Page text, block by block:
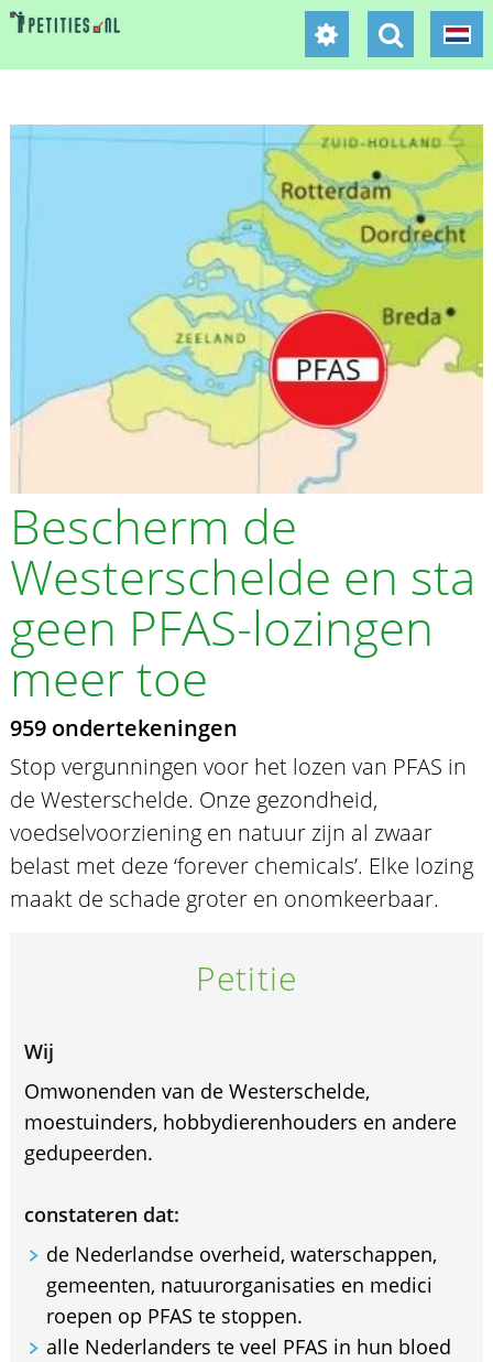
Bescherm de
Westerschelde en sta
geen PFAS-lozingen
meer toe
959 ondertekeningen
Stop vergunningen voor het lozen van PFAS in
de Westerschelde. Onze gezondheid,
voedselvoorziening en natuur zijn al zwaar
belast met deze ‘forever chemicals’. Elke lozing
maakt de schade groter en onomkeerbaar.
Petitie
Wij
Omwonenden van de Westerschelde,
moestuinders, hobbydierenhouders en andere
gedupeerden.
constateren dat:
de Nederlandse overheid, waterschappen,
gemeenten, natuurorganisaties en medici
roepen op PFAS te stoppen.
alle Nederlanders te veel PFAS in hun bloed